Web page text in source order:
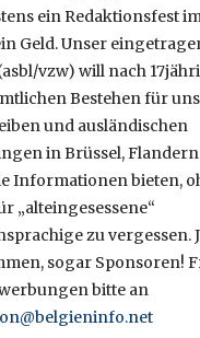
ein Redaktionsfest
Geld. Unser
vzw) will nach
Bestehen für
und ausländischen
in Brüssel,
Informationen bieten,
„alteingesessene“
zu vergessen.
sogar Sponsoren!
bitte an